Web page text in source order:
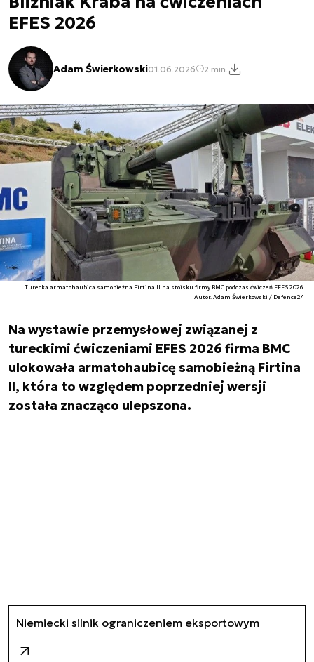
EFES 2026
Adam Świerkowski01.06.2026 2 min.
Turecka armatohaubica samobieżna Firtina II na stoisku firmy BMC podczas ćwiczeń EFES 2026.
Autor. Adam Świerkowski / Defence24
Na wystawie przemysłowej związanej z
tureckimi ćwiczeniami EFES 2026 firma BMC
ulokowała armatohaubicę samobieżną Firtina
II, która to względem poprzedniej wersji
została znacząco ulepszona.
Niemiecki silnik ograniczeniem eksportowym